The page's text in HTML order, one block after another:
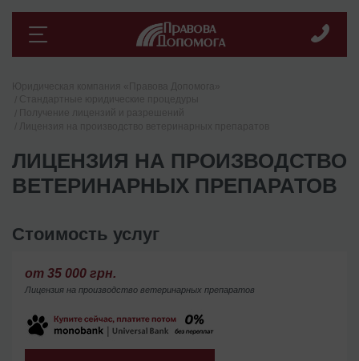
ЛИЦЕНЗИЯ НА ПРОИЗВОДСТВО
ВЕТЕРИНАРНЫХ ПРЕПАРАТОВ
Стоимость услуг
от 35 000 грн.
Лицензия на производство ветеринарных препаратов